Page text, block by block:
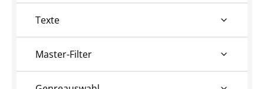
Texte
Master-Filter